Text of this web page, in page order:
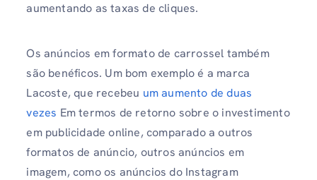
aumentando as taxas de cliques.
Os anúncios em formato de carrossel também
são benéficos. Um bom exemplo é a marca
Lacoste, que recebeu um aumento de duas
vezes Em termos de retorno sobre o investimento
em publicidade online, comparado a outros
formatos de anúncio, outros anúncios em
imagem, como os anúncios do Instagram